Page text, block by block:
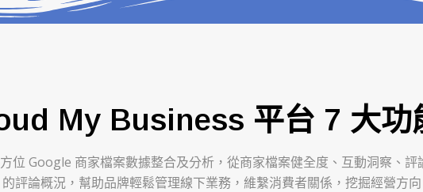
My Business 平台 7 大功
位 Google 商家檔案數據整合及分析，從商家檔案健全度、互動洞察、
的評論概況，幫助品牌輕鬆管理線下業務，維繫消費者關係，挖掘經營方向